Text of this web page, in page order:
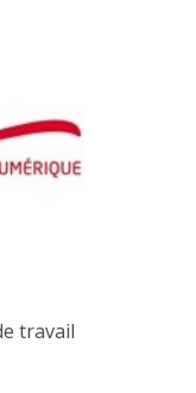
travail